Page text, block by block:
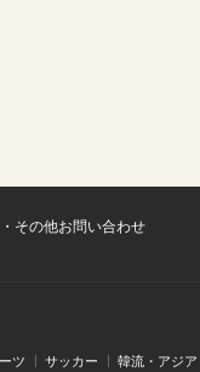
その他お問い合わせ
ツ サッカー 韓流・アジア